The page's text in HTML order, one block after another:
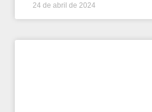
24 de abril de 2024